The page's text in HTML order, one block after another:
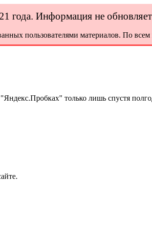
года. Информация не
пользователями материалов. По
только лишь спустя